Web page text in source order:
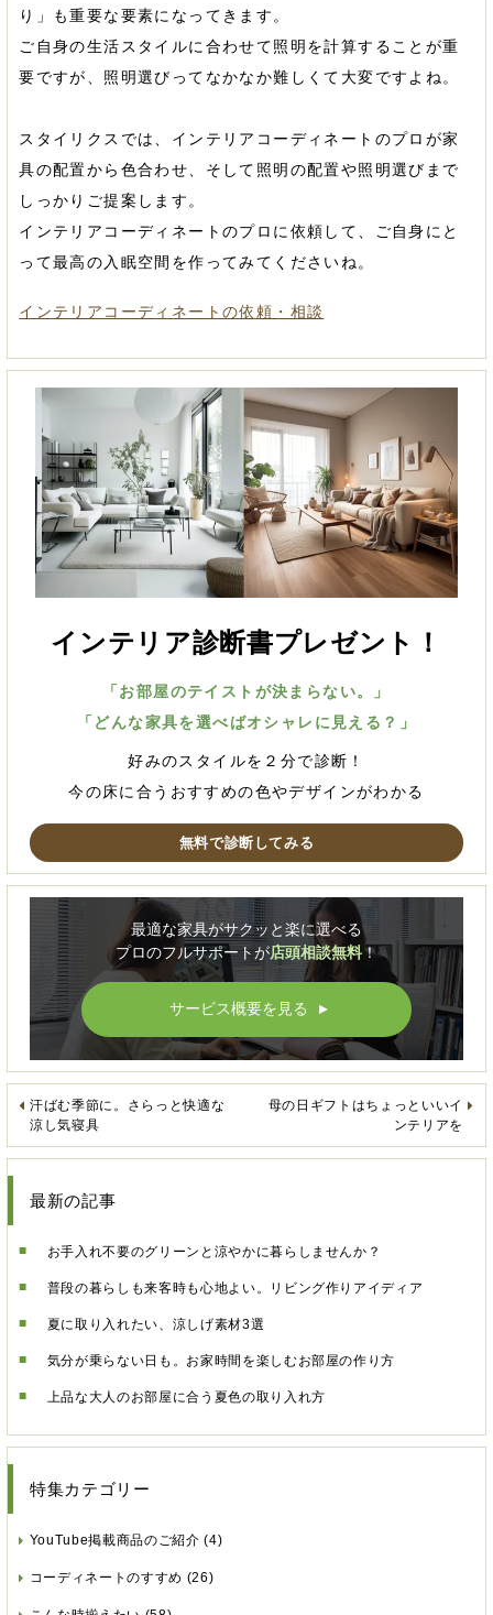
り」も重要な要素になってきます。
ご自身の生活スタイルに合わせて照明を計算することが重
要ですが、照明選びってなかなか難しくて大変ですよね。
スタイリクスでは、インテリアコーディネートのプロが家
具の配置から色合わせ、そして照明の配置や照明選びまで
しっかりご提案します。
インテリアコーディネートのプロに依頼して、ご自身にと
って最高の入眠空間を作ってみてくださいね。
インテリアコーディネートの依頼・相談
インテリア診断書プレゼント！
「お部屋のテイストが決まらない。」
「どんな家具を選べばオシャレに見える？」
好みのスタイルを２分で診断！
今の床に合うおすすめの色やデザインがわかる
無料で診断してみる
最適な家具がサクッと楽に選べる
プロのフルサポートが店頭相談無料！
サービス概要を見る ▲
母の日ギフトはちょっといいイ
ンテリアを
汗ばむ季節に。さらっと快適な
涼し気寝具
最新の記事
お手入れ不要のグリーンと涼やかに暮らしませんか？
普段の暮らしも来客時も心地よい。リビング作りアイディア
夏に取り入れたい、涼しげ素材3選
気分が乗らない日も。お家時間を楽しむお部屋の作り方
上品な大人のお部屋に合う夏色の取り入れ方
特集カテゴリー
YouTube掲載商品のご紹介 (4)
コーディネートのすすめ (26)